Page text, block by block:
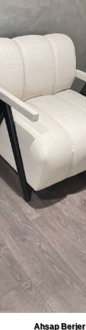
Ahşap Berjer